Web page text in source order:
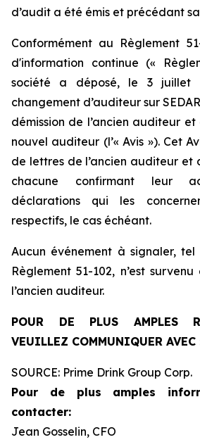
d’audit a été émis et précédant
Conformément au Règlement
d'information continue («
société a déposé, le 3 juillet
changement d’auditeur sur
démission de l’ancien auditeur
nouvel auditeur (l’« Avis »). Cet
de lettres de l’ancien auditeur et
chacune confirmant leur
déclarations qui les
respectifs, le cas échéant.
Aucun événement à signaler,
Règlement 51-102, n’est
l’ancien auditeur.
POUR DE PLUS AMPLES
VEUILLEZ COMMUNIQUER AVEC
SOURCE: Prime Drink Group Corp.
Pour de plus amples
contacter:
Jean Gosselin, CFO